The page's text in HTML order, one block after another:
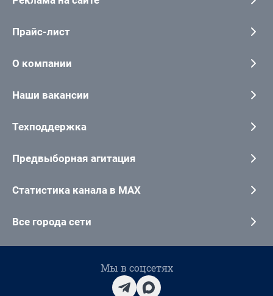
Прайс-лист
О компании
Наши вакансии
Техподдержка
Предвыборная агитация
Статистика канала в MAX
Все города сети
Мы в соцсетях